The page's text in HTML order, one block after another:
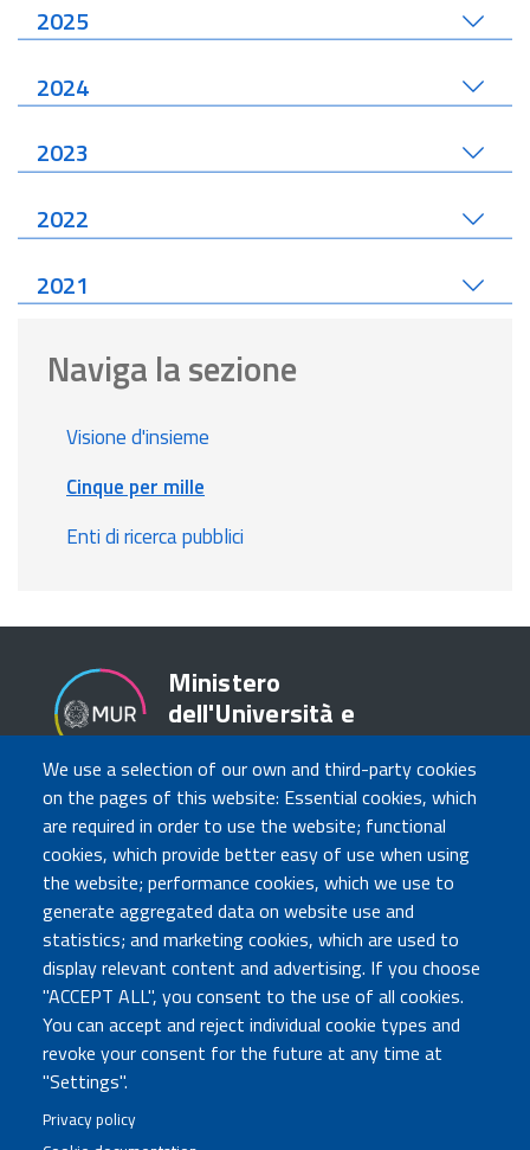
We use a selection of our own and third-party cookies
on the pages of this website: Essential cookies, which
are required in order to use the website; functional
cookies, which provide better easy of use when using
the website; performance cookies, which we use to
generate aggregated data on website use and
statistics; and marketing cookies, which are used to
display relevant content and advertising. If you choose
"ACCEPT ALL", you consent to the use of all cookies.
You can accept and reject individual cookie types and
revoke your consent for the future at any time at
"Settings".
Privacy policy
2025
2024
2023
2022
2021
Naviga la sezione
Visione d'insieme
Cinque per mille
Enti di ricerca pubblici
Ministero
dell'Università e
della Ricerca
TRASPARENZA
Amministrazione Trasparente
Atti di notifica
Albo online
Concorsi
COMUNICA CON NOI
Urp
Posta elettronica certificata
Sedi e contatti